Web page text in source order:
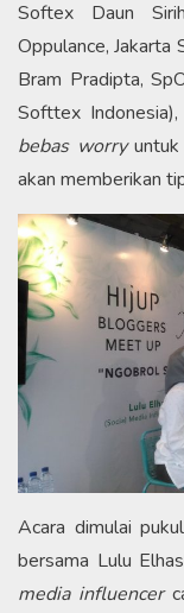
Softex Daun
Oppulance, Jakarta
Bram Pradipta,
Softtex
bebas worryuntuk
akan memberikan
Acara dimulai
bersama Lulu
media influencer